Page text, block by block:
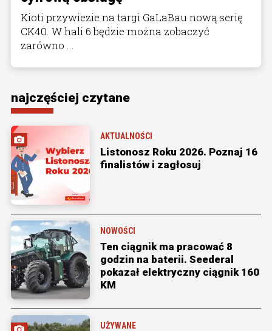
Kioti przywiezie na targi GaLaBau nową serię
CK40. W hali 6 będzie można zobaczyć
zarówno ...
najczęściej czytane
AKTUALNOŚCI
Listonosz Roku 2026. Poznaj 16
finalistów i zagłosuj
NOWOŚCI
Ten ciągnik ma pracować 8
godzin na baterii. Seederal
pokazał elektryczny ciągnik 160
KM
UŻYWANE